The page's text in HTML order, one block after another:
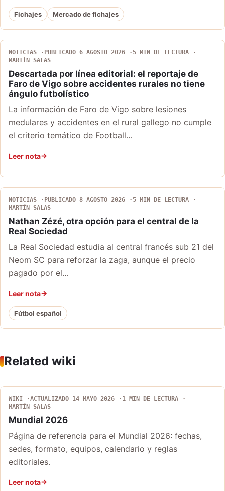
Fichajes Mercado de fichajes
NOTICIAS PUBLICADO 6 AGOSTO 2026
5 MIN DE LECTURA
MARTÍN SALAS
Descartada por línea editorial: el reportaje de
Faro de Vigo sobre accidentes rurales no tiene
ángulo futbolístico
La información de Faro de Vigo sobre lesiones
medulares y accidentes en el rural gallego no cumple
el criterio temático de Football…
Leer nota
NOTICIAS PUBLICADO 8 AGOSTO 2026
5 MIN DE LECTURA
MARTÍN SALAS
Nathan Zézé, otra opción para el central de la
Real Sociedad
La Real Sociedad estudia al central francés sub 21 del
Neom SC para reforzar la zaga, aunque el precio
pagado por el…
Leer nota
Fútbol español
Related wiki
WIKI ACTUALIZADO 14 MAYO 2026
1 MIN DE LECTURA
MARTÍN SALAS
Mundial 2026
Página de referencia para el Mundial 2026: fechas,
sedes, formato, equipos, calendario y reglas
editoriales.
Leer nota